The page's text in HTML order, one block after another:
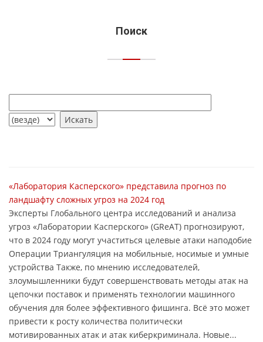
Поиск
«Лаборатория Касперского» представила прогноз по
ландшафту сложных угроз на 2024 год
Эксперты Глобального центра исследований и анализа
угроз «Лаборатории Касперского» (GReAT) прогнозируют,
что в 2024 году могут участиться целевые атаки наподобие
Операции Триангуляция на мобильные, носимые и умные
устройства Также, по мнению исследователей,
злоумышленники будут совершенствовать методы атак на
цепочки поставок и применять технологии машинного
обучения для более эффективного фишинга. Всё это может
привести к росту количества политически
мотивированных атак и атак киберкриминала. Новые...